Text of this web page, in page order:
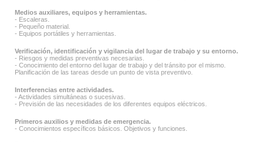
Medios auxiliares, equipos y herramientas.
- Escaleras.
- Pequeño material.
- Equipos portátiles y herramientas.
Verificación, identificación y vigilancia del lugar de trabajo y su entorno.
- Riesgos y medidas preventivas necesarias.
- Conocimiento del entorno del lugar de trabajo y del tránsito por el mismo.
Planificación de las tareas desde un punto de vista preventivo.
Interferencias entre actividades.
- Actividades simultáneas o sucesivas.
- Previsión de las necesidades de los diferentes equipos eléctricos.
Primeros auxilios y medidas de emergencia.
- Conocimientos específicos básicos. Objetivos y funciones.